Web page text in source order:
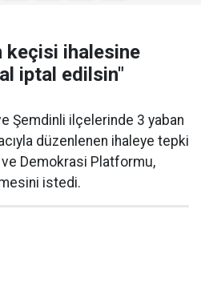
keçisi ihalesine
iptal edilsin"
Şemdinli ilçelerinde 3 yaban
düzenlenen ihaleye tepki
Demokrasi Platformu,
istedi.